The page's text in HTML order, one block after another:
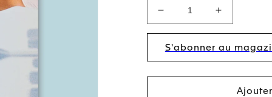
Réduire
la
de
Magazine
Augmenter
la
de
Magazine
S'abonner au